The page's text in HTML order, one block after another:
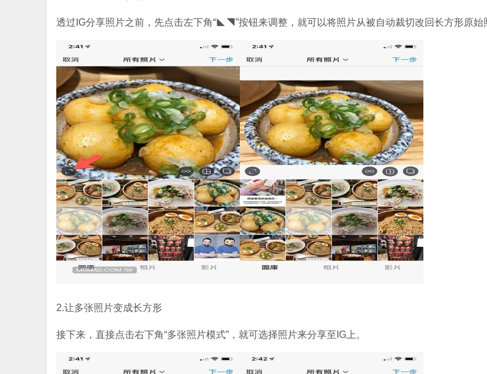
透过IG分享照片之前，先点击左下角“◣◥”按钮来调整，就可以将照片从被自动裁切改回长方形原始
2.让多张照片变成长方形
接下来，直接点击右下角“多张照片模式”，就可选择照片来分享至IG上。